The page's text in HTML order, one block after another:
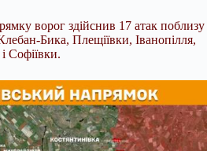
ворог здійснив 17 атак поблизу
Бика, Плещіївки, Іванопілля,
Софіївки.